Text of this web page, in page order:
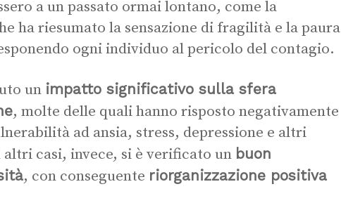
a un passato ormai lontano, come la
ha riesumato la sensazione di fragilità e la paura
ogni individuo al pericolo del contagio.
un impatto significativo sulla sfera
, molte delle quali hanno risposto negativamente
ad ansia, stress, depressione e altri
casi, invece, si è verificato un buon
, con conseguente riorganizzazione positiva